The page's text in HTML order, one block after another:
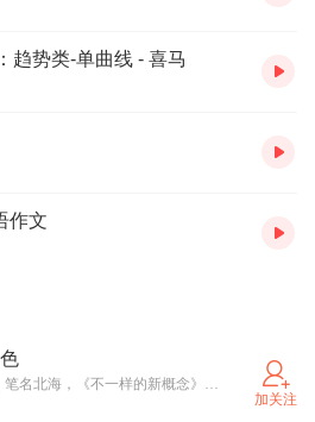
趋势类-单曲线 - 喜马
作文
公众号：英文本色；笔名北海，《不一样的新概念》主讲人，中欧国际工商学院MBA，美国西北大学凯洛格商学院MBA Exchange; 浙大工业设计系，原新东方培训师；泰祺教育考研英语主讲
加关注